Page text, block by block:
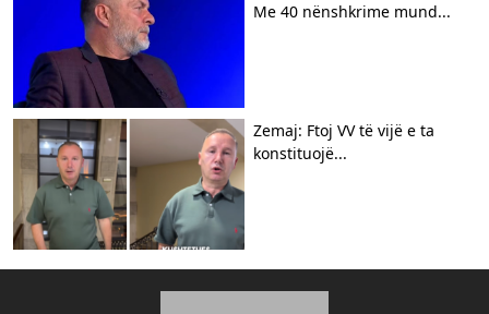
Me 40 nënshkrime mund...
Zemaj: Ftoj VV të vijë e ta
konstituojë...